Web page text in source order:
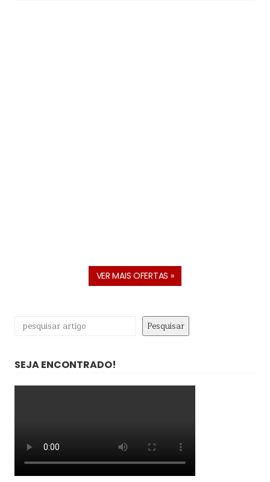
VER MAIS OFERTAS »
Pesquisar Pesquisar
SEJA ENCONTRADO!